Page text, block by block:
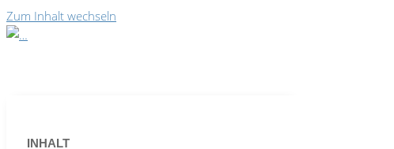
Zum Inhalt wechseln
INHALT